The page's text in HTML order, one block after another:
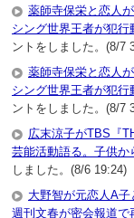
薬師寺保栄と恋人
シング世界王者が犯行
ントをしました。(8/7
薬師寺保栄と恋人
シング世界王者が犯行
ントをしました。(8/7
広末涼子がTBS『
芸能活動語る。子供
しました。(8/6 19:24)
大野智が元恋人A子
週刊文春が密会報道で